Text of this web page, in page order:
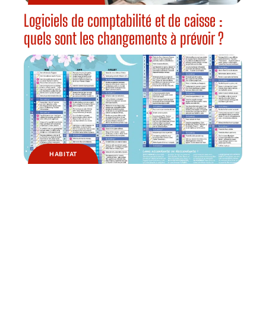
Logiciels de comptabilité et de caisse :
quels sont les changements à prévoir ?
HABITAT